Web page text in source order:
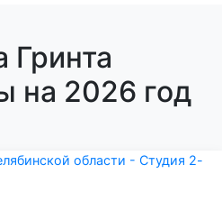
Гринта
на 2026 год